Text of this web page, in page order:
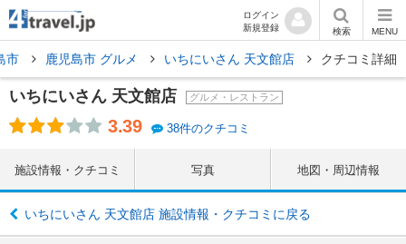
ログイン
新規登録
検索 MENU
市 鹿児島市 グルメ いちにいさん 天文館店 クチコミ詳細
いちにいさん 天文館店 グルメ・レストラン
3.39 38件のクチコミ
施設情報・クチコミ 写真 地図・周辺情報
いちにいさん 天文館店 施設情報・クチコミに戻る